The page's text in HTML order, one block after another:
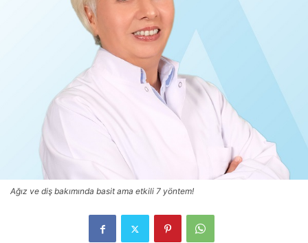
Ağız ve diş bakımında basit ama etkili 7 yöntem!